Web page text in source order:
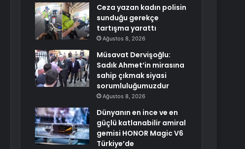
Ceza yazan kadın polisin
sunduğu gerekçe
tartışma yarattı
Ağustos 8, 2026
Müsavat Dervişoğlu:
Sadık Ahmet’in mirasına
sahip çıkmak siyasi
sorumluluğumuzdur
Ağustos 8, 2026
Dünyanın en ince ve en
güçlü katlanabilir amiral
gemisi HONOR Magic V6
Türkiye’de